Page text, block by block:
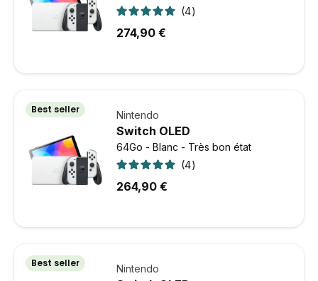
4
274,90 €
Best seller Nintendo
Switch OLED
64Go - Blanc - Très bon état
4
264,90 €
Best seller Nintendo